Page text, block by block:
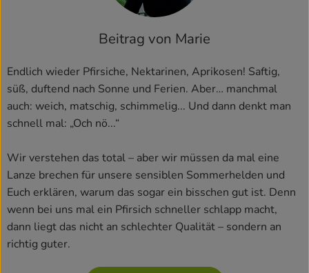
Vorratskammer
Getränke
Firmenkunden
So geht’s
Über uns
Beitrag von Marie
Endlich wieder Pfirsiche, Nektarinen, Aprikosen! Saftig,
süß, duftend nach Sonne und Ferien. Aber… manchmal
auch: weich, matschig, schimmelig... Und dann denkt man
schnell mal: „Och nö...“
Wir verstehen das total – aber wir müssen da mal eine
Lanze brechen für unsere sensiblen Sommerhelden und
Euch erklären, warum das sogar ein bisschen gut ist. Denn
wenn bei uns mal ein Pfirsich schneller schlapp macht,
dann liegt das nicht an schlechter Qualität – sondern an
richtig guter.